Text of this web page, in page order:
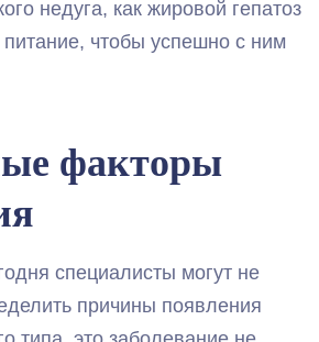
недуга, как жировой гепатоз
чтобы успешно с ним
факторы
специалисты могут не
причины появления